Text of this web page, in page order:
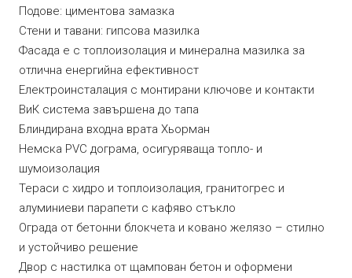
Подове: циментова замазка
Стени и тавани: гипсова мазилка
Фасада е с топлоизолация и минерална мазилка за
отлична енергийна ефективност
Електроинсталация с монтирани ключове и контакти
ВиК система завършена до тапа
Блиндирана входна врата Хьорман
Немска PVC дограма, осигуряваща топло- и
шумоизолация
Тераси с хидро и топлоизолация, гранитогрес и
алуминиеви парапети с кафяво стъкло
Ограда от бетонни блокчета и ковано желязо – стилно
и устойчиво решение
Двор с настилка от щампован бетон и оформени